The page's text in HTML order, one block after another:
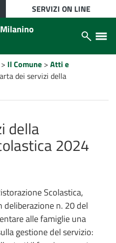
PRINCIPALE
SERVIZI ON LINE
Apri/
laterale
Apri/chiudi
ricerca
> Il Comune > Atti e
dei servizi della
della
2024
Scolastica,
deliberazione n. 20 del
alle famiglie una
gestione del servizio: